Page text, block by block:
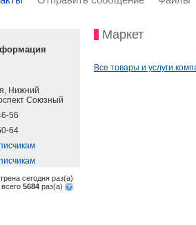
Нижний
Союзный
56
64
сегодня раз(a)
всего 5684 раз(a)
Маркет
Все товары и услуги